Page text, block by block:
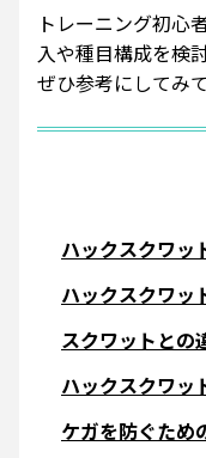
トレーニング初心
入や種目構成を検
ぜひ参考にしてみ
ハックスクワッ
ハックスクワッ
スクワットとの
ハックスクワッ
ケガを防ぐため